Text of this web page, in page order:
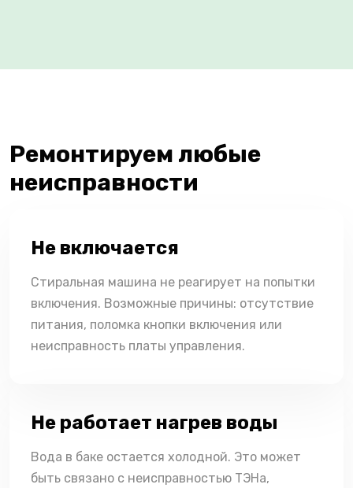
Ремонтируем любые
неисправности
Не включается
Стиральная машина не реагирует на попытки
включения. Возможные причины: отсутствие
питания, поломка кнопки включения или
неисправность платы управления.
Не работает нагрев воды
Вода в баке остается холодной. Это может
быть связано с неисправностью ТЭНа,